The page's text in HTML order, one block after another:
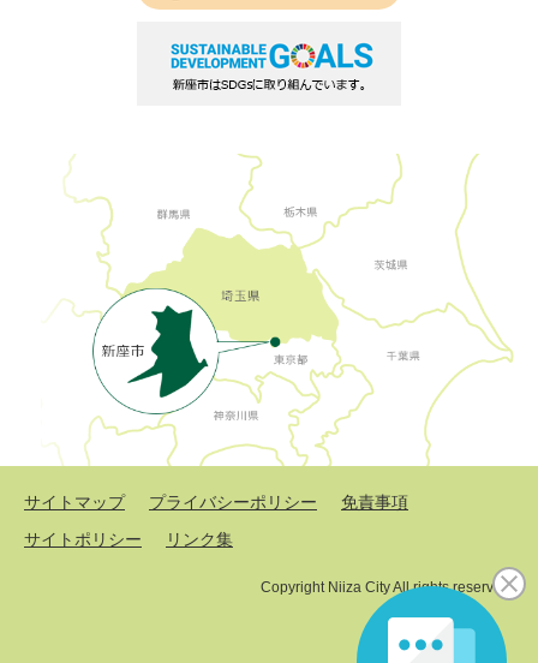
サイトマップ プライバシーポリシー
免責事項
サイトポリシー
リンク集
Copyright Niiza City All rights reserved.